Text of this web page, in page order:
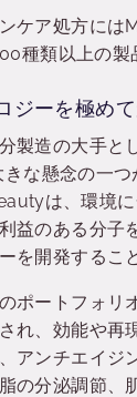
ケア処方には
種類以上の製
ジーを極め
製造の大手と
な懸念の一つ
は、環境
益のある分子
を開発するこ
ポートフォリ
れ、効能や再
アンチエイジ
の分泌調節、